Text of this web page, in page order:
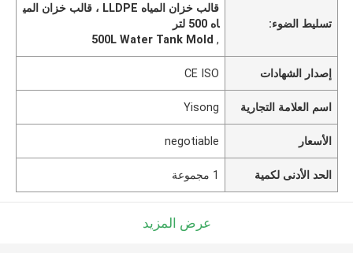
تسليط الضوء:
قالب خزان المياه LLDPE ، قالب خزان المي
اه 500 لتر
,
500L Water Tank Mold
إصدار الشهادات CE ISO
اسم العلامة التجارية Yisong
الأسعار negotiable
الحد الأدنى لكمية 1 مجموعة
عرض المزيد